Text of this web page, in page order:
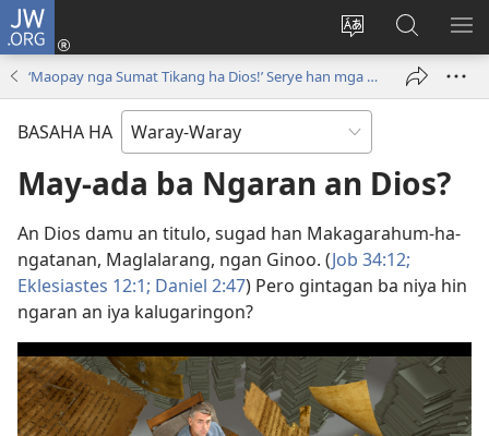
JW.ORG
Balyui
yinaknan
an
site
Pag-
log
(opens
new
Pamiling
ha
JW.ORG
‘Maopay nga Sumat Tikang ha Dios!’ Serye han mga Video
BASAHA HA
May-ada ba Ngaran an Dios?
An Dios damu an titulo, sugad han Makagarahum-ha-
ngatanan, Maglalarang, ngan Ginoo. (Job 34:12;
Eklesiastes 12:1; Daniel 2:47) Pero gintagan ba niya hin
ngaran an iya kalugaringon?